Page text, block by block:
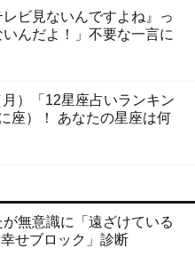
ビ見ないんですよね』っ
んだよ！」不要な一言に
）「12星座占いランキン
座）！ あなたの星座は何
が無意識に「遠ざけている
せブロック」診断